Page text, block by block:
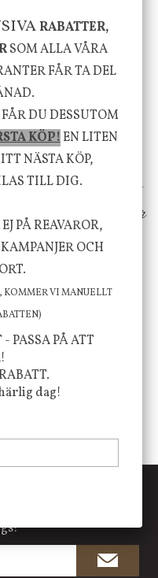
INFO KÖP
upplevelse och
ditt hem! Med
dess färgpalett
produkter som
det lilla extra för
@JBHOME
RABATTER,
SOM ALLA VÅRA
FÅR TA DEL
DU DESSUTOM
KÖP!EN LITEN
NÄSTA KÖP,
TILL DIG.
PÅ REAVAROR,
OCH
KOMMER VI MANUELLT
PASSA PÅ ATT
dag!